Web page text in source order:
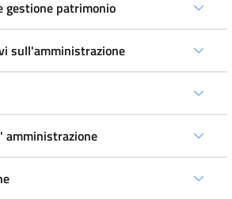
gestione patrimonio
sull'amministrazione
amministrazione